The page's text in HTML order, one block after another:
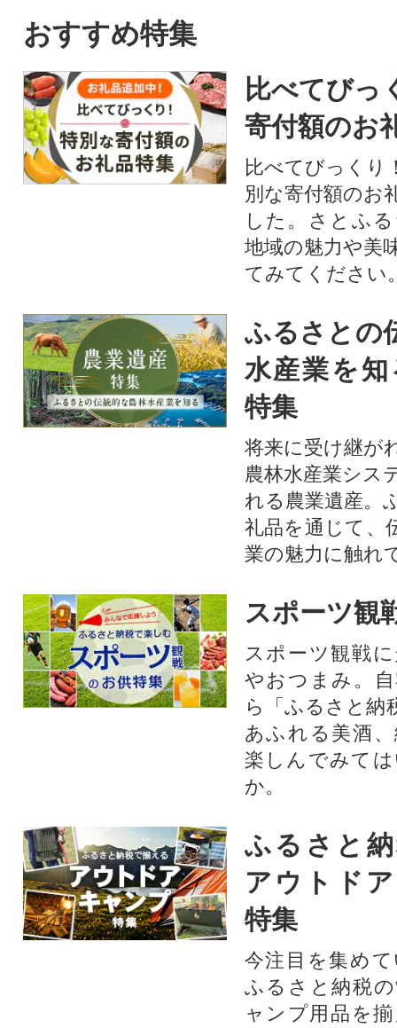
おすすめ特集
比べてびっ
寄付額のお
比べてびっくり
別な寄付額のお
した。さとふ
地域の魅力や美
てみてください
ふるさとの
水産業を
特集
将来に受け継が
農林水産業シス
れる農業遺産。
礼品を通じて、
業の魅力に触れ
スポーツ観
スポーツ観戦
やおつまみ。
ら「ふるさと納
あふれる美酒
楽しんでみて
か。
ふるさと
アウトド
特集
今注目を集め
ふるさと納税
ャンプ用品を